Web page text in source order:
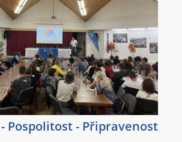
- Pospolitost - Připravenost